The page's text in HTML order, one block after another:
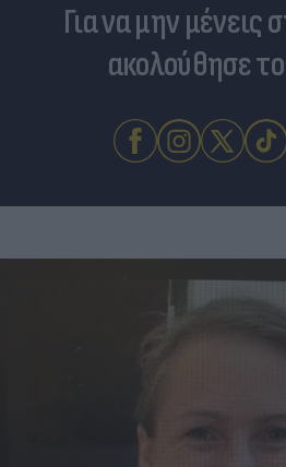
Για να μην μένεις
ακολούθησε